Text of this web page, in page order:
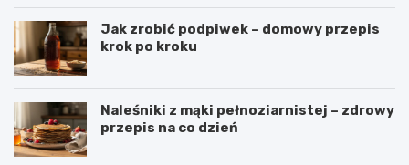
Jak zrobić podpiwek – domowy przepis
krok po kroku
Naleśniki z mąki pełnoziarnistej – zdrowy
przepis na co dzień